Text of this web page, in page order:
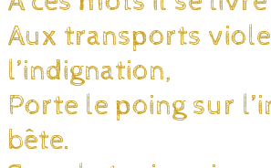
Aux transports
l’indignation,
Porte le poing sur
bête.